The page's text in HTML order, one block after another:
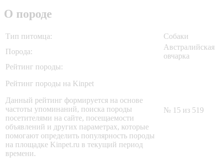
О породе
Тип питомца:
Собаки
Порода:
Австралийская
овчарка
Рейтинг породы:
Рейтинг породы на Kinpet
Данный рейтинг формируется на основе
частоты упоминаний, поиска породы
посетителями на сайте, посещаемости
объявлений и других параметрах, которые
помогают определить популярность породы
на площадке Kinpet.ru в текущий период
времени.
№ 15 из 519